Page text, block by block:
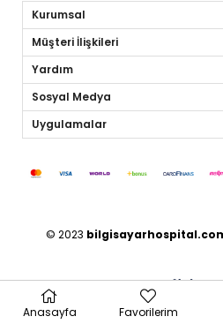
Kurumsal
Müşteri İlişkileri
Yardım
Sosyal Medya
Uygulamalar
© 2023
Anasayfa Favorilerim